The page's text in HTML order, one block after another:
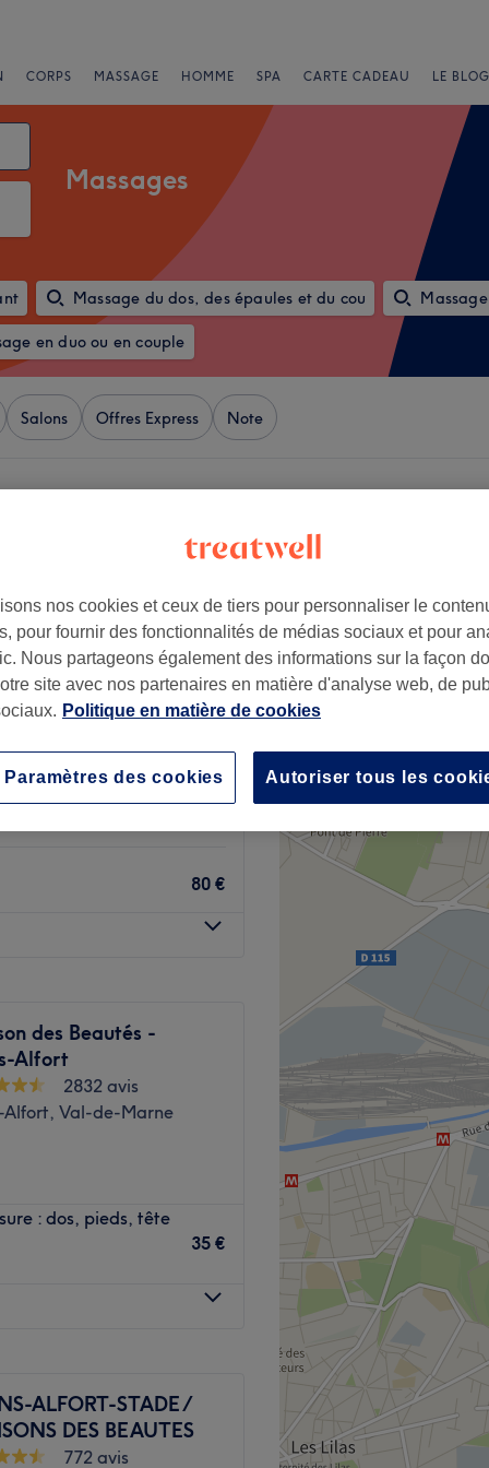
CORPS MASSAGE HOMME SPA CARTE CADEAU LE
Massages
Massage du dos, des épaules et du cou
en duo ou en couple
Salons Offres Express Note
Val-de-Marne
Alfort, Val-de-Marne
70 €
80 €
détente et de bien-être,
éveille vos sens ?
niché à Maisons-
cosy et
8)
des Beautés -
Alfort
2832 avis
Alfort, Val-de-Marne
: dos, pieds, tête
35 €
ALFORT-STADE /
DES BEAUTES
772 avis
+
nos cookies et ceux de tiers pour personnaliser le
pour fournir des fonctionnalités de médias sociaux et pour
Nous partageons également des informations sur la façon
site avec nos partenaires en matière d'analyse web, de
Politique en matière de cookies
Autoriser tous les
Paramètres des cookies